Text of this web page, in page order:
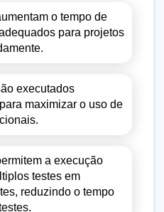
o tempo de
para projetos
executados
maximizar o uso de
a execução
testes em
reduzindo o tempo